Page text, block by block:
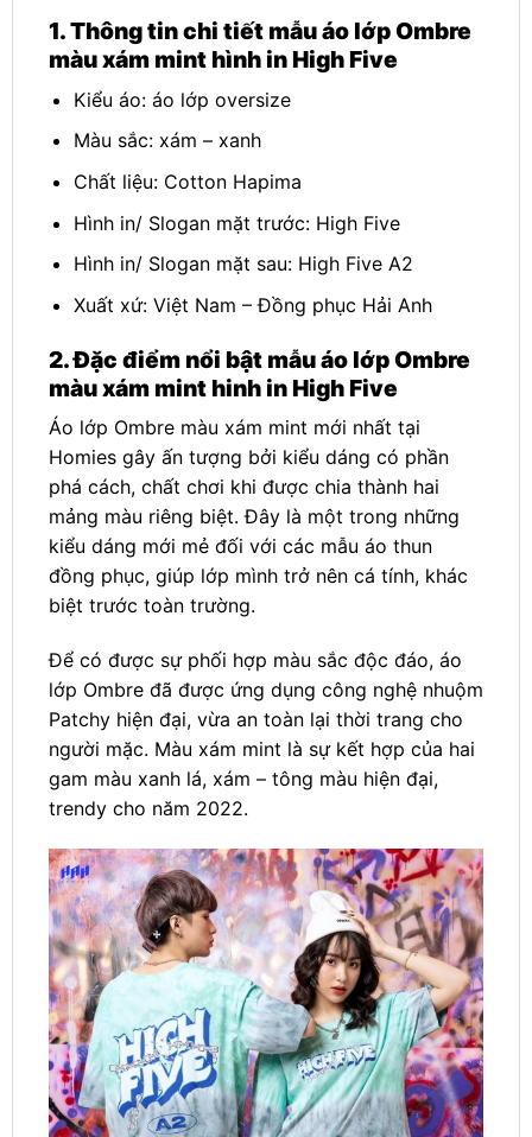
1. Thông tin chi tiết mẫu áo lớp Ombre
màu xám mint hình in High Five
Kiểu áo: áo lớp oversize
Màu sắc: xám – xanh
Chất liệu: Cotton Hapima
Hình in/ Slogan mặt trước: High Five
Hình in/ Slogan mặt sau: High Five A2
Xuất xứ: Việt Nam – Đồng phục Hải Anh
2. Đặc điểm nổi bật mẫu áo lớp Ombre
màu xám mint hinh in High Five
Áo lớp Ombre màu xám mint mới nhất tại
Homies gây ấn tượng bởi kiểu dáng có phần
phá cách, chất chơi khi được chia thành hai
mảng màu riêng biệt. Đây là một trong những
kiểu dáng mới mẻ đối với các mẫu áo thun
đồng phục, giúp lớp mình trở nên cá tính, khác
biệt trước toàn trường.
Để có được sự phối hợp màu sắc độc đáo, áo
lớp Ombre đã được ứng dụng công nghệ nhuộm
Patchy hiện đại, vừa an toàn lại thời trang cho
người mặc. Màu xám mint là sự kết hợp của hai
gam màu xanh lá, xám – tông màu hiện đại,
trendy cho năm 2022.